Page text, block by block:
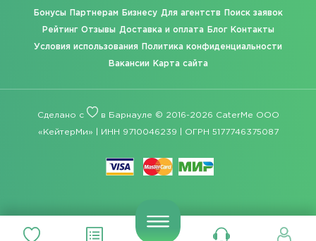
Бонусы Партнерам Бизнесу Для агентств Поиск заявок
Рейтинг Отзывы Доставка и оплата Блог Контакты
Условия использования Политика конфиденциальности
Вакансии Карта сайта
Сделано с в Барнауле © 2016-2026 CaterMe ООО
«КейтерМи» | ИНН 9710046239 | ОГРН 5177746375087